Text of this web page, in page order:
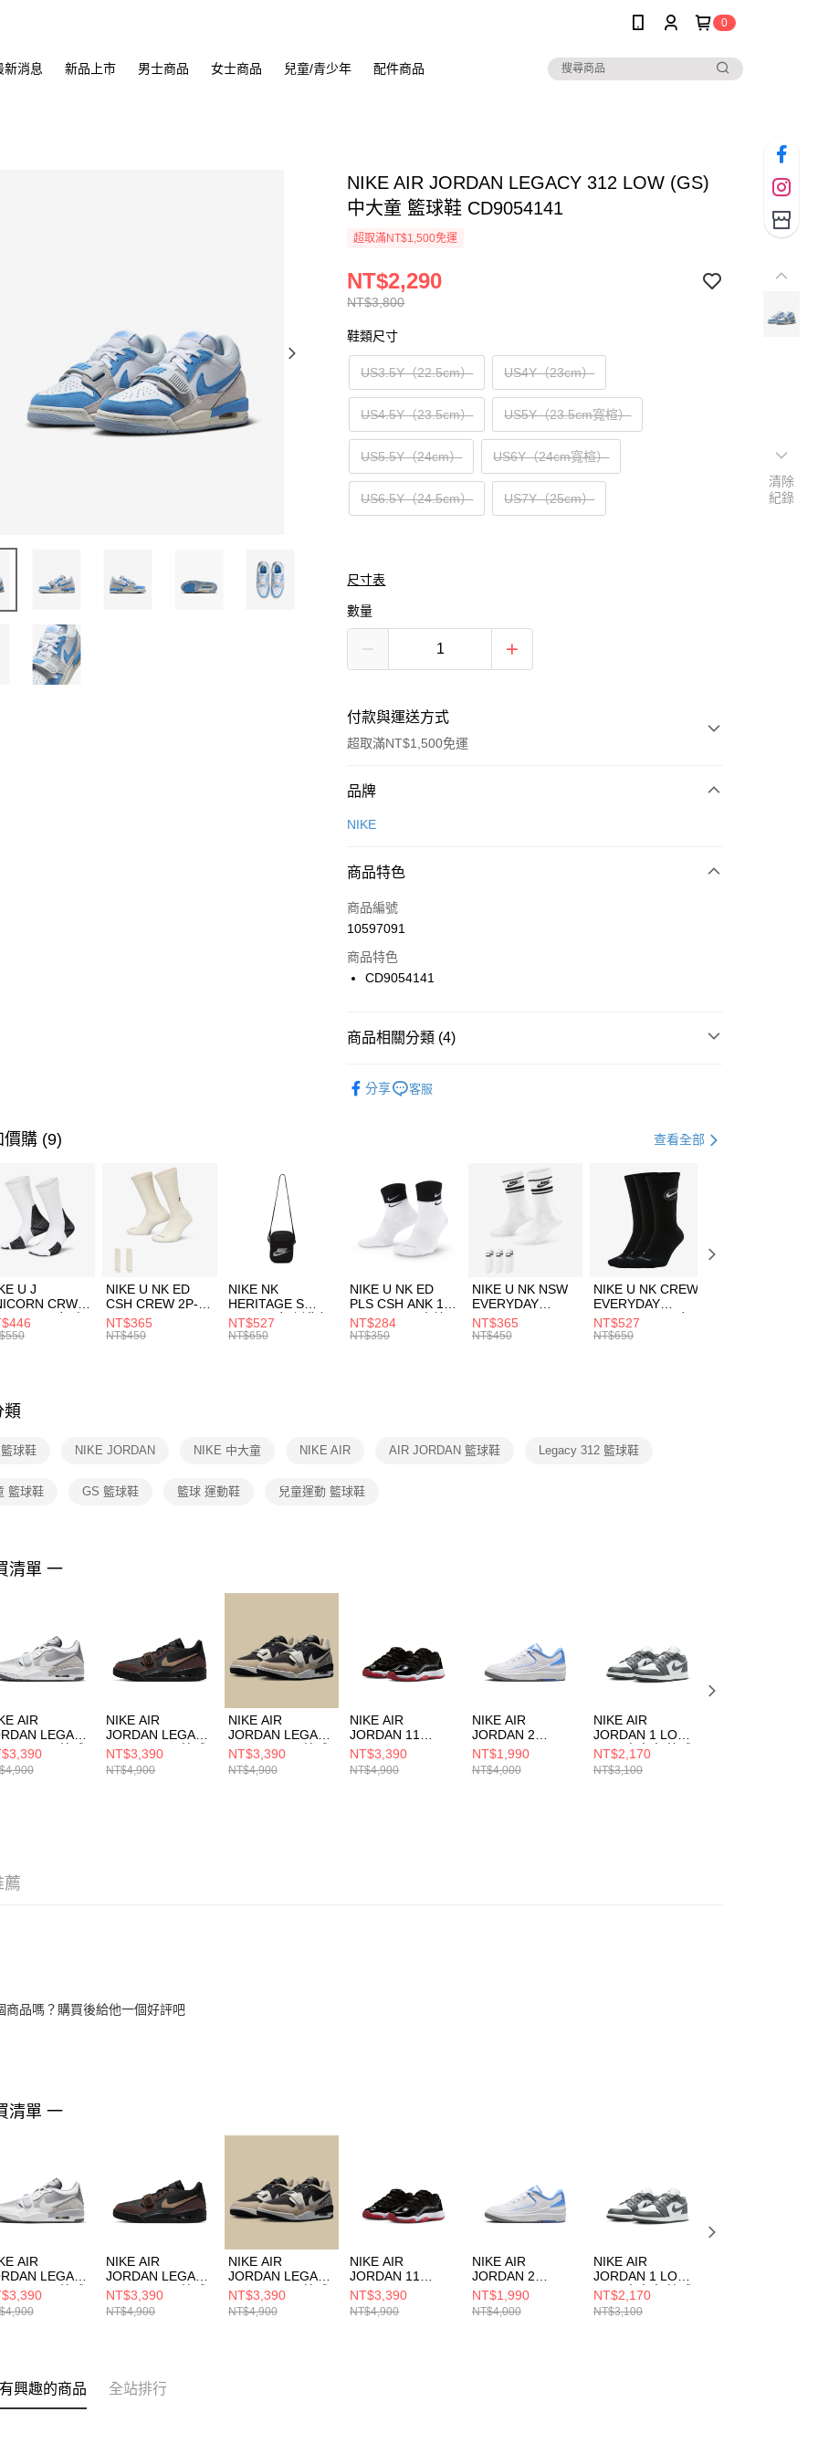
0
新消息 新品上市 男士商品 女士商品 兒童/青少年 配件商品
NIKE AIR JORDAN LEGACY 312 LOW (GS)
中大童 籃球鞋 CD9054141
超取滿NT$1,500免運
NT$3,800
NT$2,290
鞋類尺寸
US3.5Y（22.5cm） US4Y（23cm）
US4.5Y（23.5cm） US5Y（23.5cm寬楦）
US5.5Y（24cm） US6Y（24cm寬楦）
US6.5Y（24.5cm） US7Y（25cm）
尺寸表
數量
付款與運送方式
超取滿NT$1,500免運
付款方式
信用卡一次付款
合作金庫商業銀行
華南商業銀行
上海商業儲蓄銀行
國泰世華商業銀行
聯邦商業銀行
台新國際商業銀行
LINE Pay
Apple Pay
【關於「AFTEE先享後付」】
３．安心：先確認商品／服務後，再付款。
【「AFTEE先享後付」結帳流程】
１．於結帳方式選擇「AFTEE先享後付」後，將跳轉至「AFTEE先享後
付」結帳頁面，進行簡訊認證並確認金額後，即可完成結帳。
２．訂單成立數日內，您將收到繳費通知簡訊。
３．收到繳費通知簡訊後14天內，點擊此簡訊中的連結，可透過四大超商
／ATM／網路銀行／等多元方式進行付款，方視為交易完成。
※ 請注意：結帳手續完成當下不需立刻繳費，但若您需要取消訂單，請聯
絡購買商品的店家。未經商家同意取消之訂單仍視為有效，需透過AFTEE
先享後付繳納相關費用。
１．透過由恩沛科技股份有限公司提供之「AFTEE先享後付」服務完成之
交易，需依本服務之必要範圍內提供個人資料，並將交易相關給付款項請
２．關於個人資料處理事宜，請瀏覽以下網址：
每筆NT$100，滿NT$1,500(含以上)免運費
每筆NT$100，滿NT$1,500(含以上)免運費
付款後門市自取
每筆NT$100，滿NT$1,500(含以上)免運費
品牌
NIKE
商品特色
商品編號
10597091
商品特色
CD9054141
商品相關分類 (4)
分享 客服
價購 (9) 查看全部
U J
CRW
-160 男女 中
FZ3393100
NIKE U NK ED
CSH CREW 2P-
144 EMBRDY 男
女 短統襪
NT$365
NT$450
NIKE NK
HERITAGE S
SMIT 男女 側背包
BA5871010
NT$527
NT$650
NIKE U NK ED
PLS CSH ANK 1P
144 DBL 男 中統
襪 DH4058104
NT$284
NT$350
NIKE U NK NSW
EVERYDAY
ESSENTIAL CR
男女 短統襪
NT$365
NT$450
NIKE U NK CREW
EVERYDAY
BBALL 3PR 男女
長統襪
NT$527
NT$650
類
球鞋 NIKE JORDAN NIKE 中大童 NIKE AIR AIR JORDAN 籃球鞋 Legacy 312 籃球鞋
籃球鞋 GS 籃球鞋 籃球 運動鞋 兒童運動 籃球鞋
清單 一
AIR
LEGACY
LOW 男 籃球
NIKE AIR
JORDAN LEGACY
312 LOW 男 籃球
鞋 CD7069003
NT$3,390
NT$4,900
NIKE AIR
JORDAN LEGACY
312 LOW 男 籃球
鞋 CD7069020
NT$3,390
NT$4,900
NIKE AIR
JORDAN 11
RETRO LOW
(GS) 大童 籃球鞋
FV5121006
NT$3,390
NT$4,900
NIKE AIR
JORDAN 2
RETRO LOW
(GS) 中大童 籃球
鞋 FJ6869104
NT$1,990
NT$4,000
NIKE AIR
JORDAN 1 LOW
(GS) 中大童 籃球
鞋 553560044
NT$2,170
NT$3,100
薦
商品嗎？購買後給他一個好評吧
清單 一
AIR
LEGACY
LOW 男 籃球
NIKE AIR
JORDAN LEGACY
312 LOW 男 籃球
鞋 CD7069003
NT$3,390
NT$4,900
NIKE AIR
JORDAN LEGACY
312 LOW 男 籃球
鞋 CD7069020
NT$3,390
NT$4,900
NIKE AIR
JORDAN 11
RETRO LOW
(GS) 大童 籃球鞋
FV5121006
NT$3,390
NT$4,900
NIKE AIR
JORDAN 2
RETRO LOW
(GS) 中大童 籃球
鞋 FJ6869104
NT$1,990
NT$4,000
NIKE AIR
JORDAN 1 LOW
(GS) 中大童 籃球
鞋 553560044
NT$2,170
NT$3,100
興趣的商品 全站排行
清除
紀錄